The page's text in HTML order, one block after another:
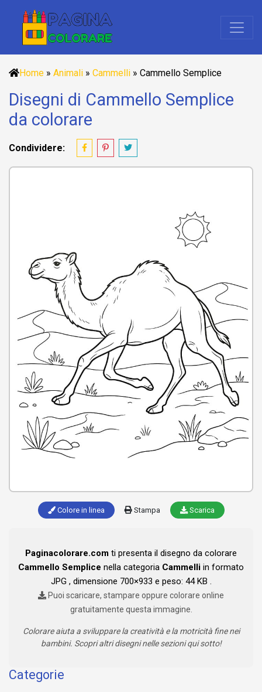
Home » Animali » Cammelli » Cammello Semplice
Disegni di Cammello Semplice
da colorare
Condividere:
Colore in linea Stampa Scarica
Paginacolorare.com ti presenta il disegno da colorare
Cammello Semplice nella categoria Cammelli in formato
JPG , dimensione 700×933 e peso: 44 KB .
Puoi scaricare, stampare oppure colorare online
gratuitamente questa immagine.
Colorare aiuta a sviluppare la creatività e la motricità fine nei
bambini. Scopri altri disegni nelle sezioni qui sotto!
Categorie